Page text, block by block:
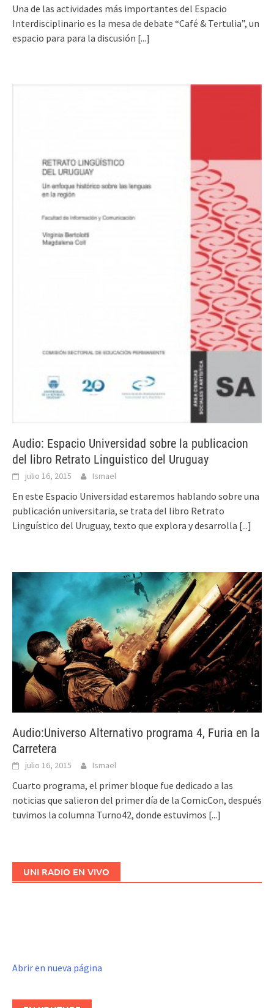
Una de las actividades más importantes del Espacio
Interdisciplinario es la mesa de debate “Café & Tertulia”, un
espacio para para la discusión [...]
Audio: Espacio Universidad sobre la publicacion
del libro Retrato Linguistico del Uruguay
julio 16, 2015 Ismael
En este Espacio Universidad estaremos hablando sobre una
publicación universitaria, se trata del libro Retrato
Linguístico del Uruguay, texto que explora y desarrolla [...]
Audio:Universo Alternativo programa 4, Furia en la
Carretera
julio 16, 2015 Ismael
Cuarto programa, el primer bloque fue dedicado a las
noticias que salieron del primer día de la ComicCon, después
tuvimos la columna Turno42, donde estuvimos [...]
UNI RADIO EN VIVO
Abrir en nueva página